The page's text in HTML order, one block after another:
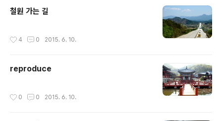
철원 가는 길
4 0 2015. 6. 10.
reproduce
0 0 2015. 6. 10.